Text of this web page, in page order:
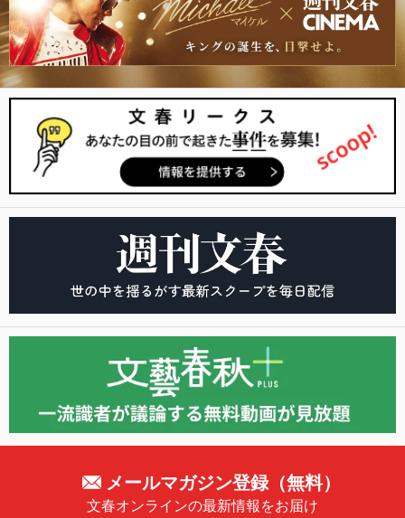
メールマガジン登録（無料）
文春オンラインの最新情報をお届け